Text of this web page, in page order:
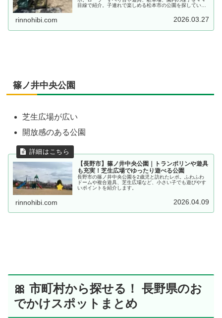
目線で紹介。子連れで楽しめる松本市の公園を探している
rinnohibi.com 2026.03.27
篠ノ井中央公園
芝生広場が広い
開放感のある公園
【長野市】篠ノ井中央公園｜トランポリンや遊具
も充実！芝生広場でゆったり遊べる公園
長野市の篠ノ井中央公園を2歳児と訪れたレポ。ふわふわ
ドームや複合遊具、芝生広場など、小さい子でも遊びやす
いポイントを紹介します。
rinnohibi.com 2026.04.09
🎀 市町村から探せる！ 長野県のお
でかけスポットまとめ